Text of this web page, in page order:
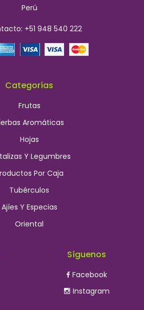
Perú
+51 948 540 222
Categorías
Frutas
Aromáticas
Hojas
Y Legumbres
Por Caja
Tubérculos
Ajíes Y Especias
Oriental
Síguenos
Facebook
Instagram